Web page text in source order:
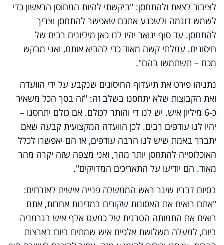
לציבור לצאת ולהתחסן: "ביקשתי להיות המחוסן הראשון כדי
לשמש דוגמה ולשכנע אתכם שאפשר להתחסן וצריך
להתחסן. עד סוף ינואר יהיו לנו כאן מיליונים רבים של
חיסונים. עמלתי קשה מאוד כדי להביא אותם, ואני מבקש
מכם – תשתמשו בהם".
נתניהו פירט את תיעדוף החיסונים שנקבע על ידי הוועדה
ואת הקבוצות שלא יתחסנו בשלב זה: "זה בסך הכל משאיר
כ-6 מיליון איש. יש לנו די והותר לכולם. אם כולם יתחסנו –
יהיו לנו עודפים רבים. לכן הוועדה המקצועית קבעה שאם
יתברר באמת שיש לנו הרבה עודפים, אז הם יאפשרו לכלל
האוכלוסייה להתחסן יותר מהר, ואני מצפה שזה יקרה מהר
מאוד. הם יודיעו על התאריכים המדויקים".
בסיום דבריו שיגר ראש הממשלה פנייה אישית לאזרחים:
"אתם רואים את האסונות שקורים במדינות אחרות, אתם
רואים את התמותה הטרגית של כמעט אלף איש בגרמניה
ביום, למעלה משלושת אלפים איש שמתים ביום בארצות